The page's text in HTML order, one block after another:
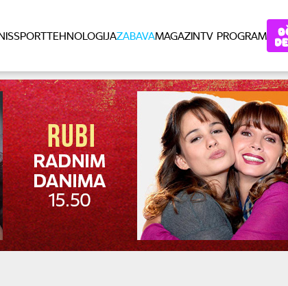
SPORTTEHNOLOGIJAZABAVAMAGAZINTV PROGRAM